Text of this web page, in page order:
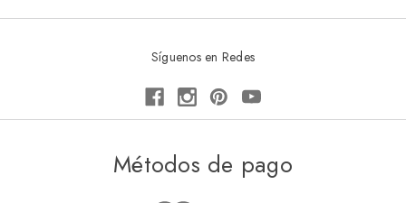
Síguenos en Redes
Métodos de pago